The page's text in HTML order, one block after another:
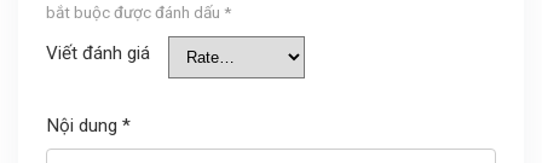
bắt buộc được đánh dấu *
Viết đánh giá
Nội dung *